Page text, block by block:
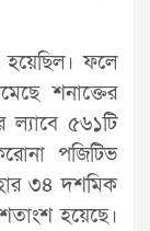
ফলে
শনাক্তের
ল্যাবে ৫৬১টি
পজিটিভ
৩৪ দশমিক
হয়েছে।